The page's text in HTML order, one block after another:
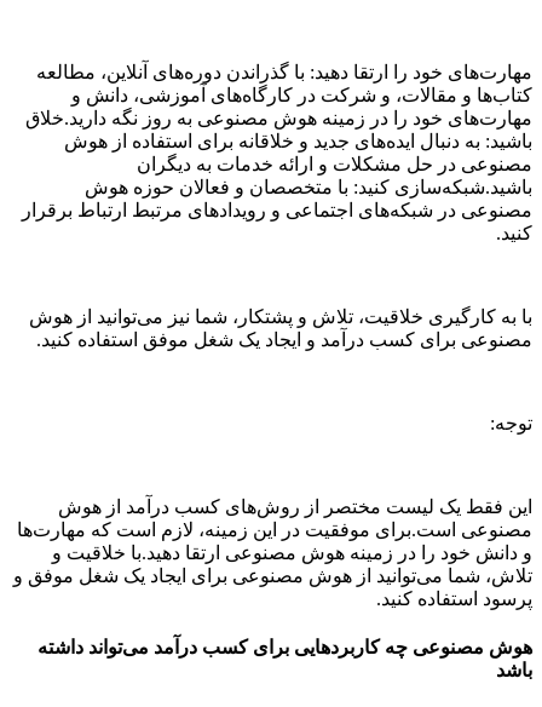
مهارت‌های خود را ارتقا دهید: با گذراندن دوره‌های آنلاین، مطالعه
کتاب‌ها و مقالات، و شرکت در کارگاه‌های آموزشی، دانش و
مهارت‌های خود را در زمینه هوش مصنوعی به روز نگه دارید.خلاق
باشید: به دنبال ایده‌های جدید و خلاقانه برای استفاده از هوش
مصنوعی در حل مشکلات و ارائه خدمات به دیگران
باشید.شبکه‌سازی کنید: با متخصصان و فعالان حوزه هوش
مصنوعی در شبکه‌های اجتماعی و رویدادهای مرتبط ارتباط برقرار
کنید.
با به کارگیری خلاقیت، تلاش و پشتکار، شما نیز می‌توانید از هوش
مصنوعی برای کسب درآمد و ایجاد یک شغل موفق استفاده کنید.
توجه:
این فقط یک لیست مختصر از روش‌های کسب درآمد از هوش
مصنوعی است.برای موفقیت در این زمینه، لازم است که مهارت‌ها
و دانش خود را در زمینه هوش مصنوعی ارتقا دهید.با خلاقیت و
تلاش، شما می‌توانید از هوش مصنوعی برای ایجاد یک شغل موفق و
پرسود استفاده کنید.
هوش مصنوعی چه کاربردهایی برای کسب‌ درآمد می‌تواند داشته
باشد